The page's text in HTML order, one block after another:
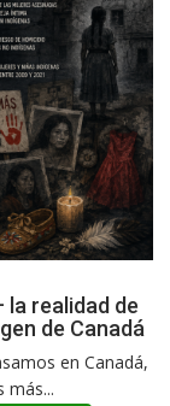
la realidad de
de Canadá
en Canadá,
más...